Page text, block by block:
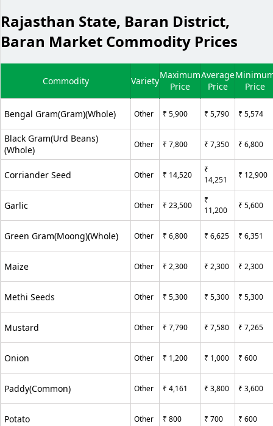
Rajasthan State, Baran District,
Baran Market Commodity Prices
Commodity Variety
Maximum
Price
Average
Price
Price
Bengal Gram(Gram)(Whole) Other ₹ 5,900 ₹ 5,790 ₹ 5,574
Black Gram(Urd Beans)
(Whole)
Other ₹ 7,800 ₹ 7,350 ₹ 6,800
Corriander Seed Other ₹ 14,520
₹
14,251
₹ 12,900
Garlic Other ₹ 23,500
₹
11,200
₹ 5,600
Green Gram(Moong)(Whole) Other ₹ 6,800 ₹ 6,625 ₹ 6,351
Maize Other ₹ 2,300 ₹ 2,300 ₹ 2,300
Methi Seeds Other ₹ 5,300 ₹ 5,300 ₹ 5,300
Mustard Other ₹ 7,790 ₹ 7,580 ₹ 7,265
Onion Other ₹ 1,200 ₹ 1,000 ₹ 600
Paddy(Common) Other ₹ 4,161 ₹ 3,800 ₹ 3,600
Potato Other ₹ 800 ₹ 700 ₹ 600